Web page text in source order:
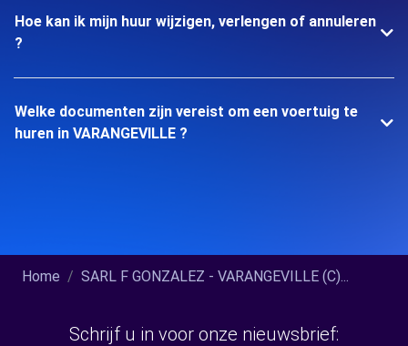
Hoe kan ik mijn huur wijzigen, verlengen of annuleren
?
Welke documenten zijn vereist om een voertuig te
huren in VARANGEVILLE ?
Home SARL F GONZALEZ - VARANGEVILLE (C)...
Schrijf u in voor onze nieuwsbrief: